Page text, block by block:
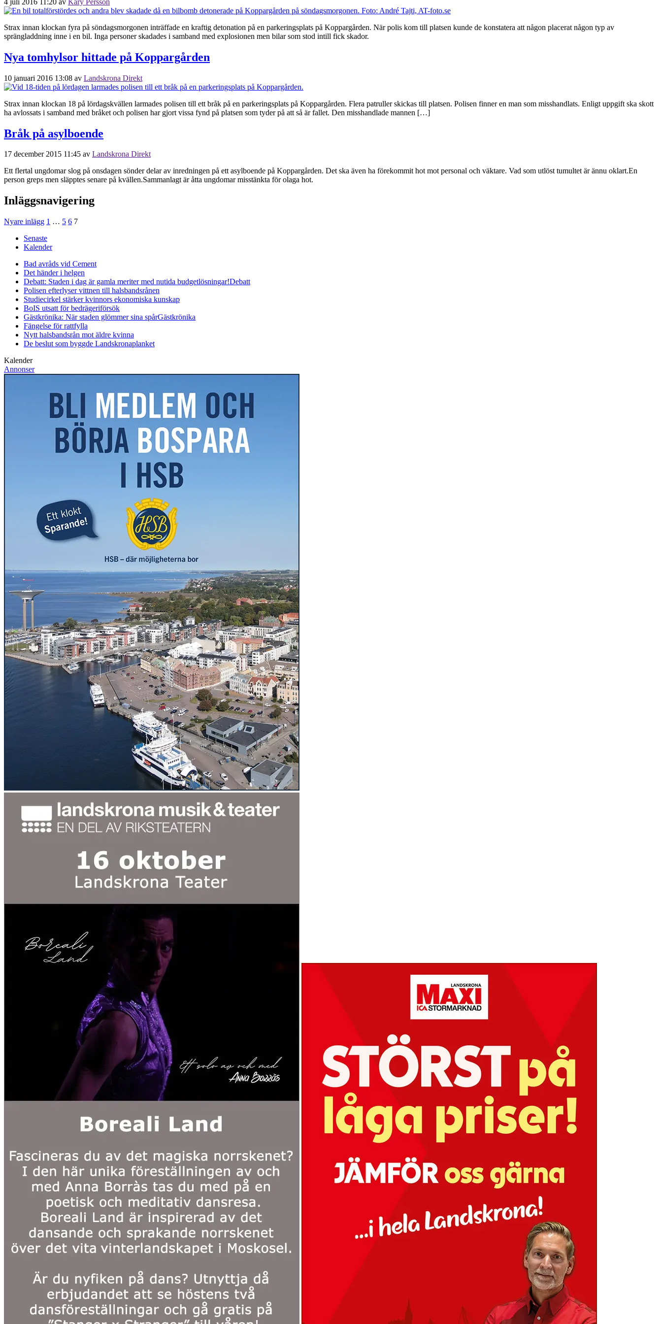
Strax innan klockan fyra på söndagsmorgonen inträffade en kraftig detonation på en parkeringsplats på Koppargården. När polis kom till platsen kunde de konstatera att någon placerat någon typ av
sprängladdning inne i en bil. Inga personer skadades i samband med explosionen men bilar som stod intill fick skador.
Nya tomhylsor hittade på Koppargården
10 januari 2016 13:08 av Landskrona Direkt
Strax innan klockan 18 på lördagskvällen larmades polisen till ett bråk på en parkeringsplats på Koppargården. Flera patruller skickas till platsen. Polisen finner en man som misshandlats. Enligt uppgift ska skott
ha avlossats i samband med bråket och polisen har gjort vissa fynd på platsen som tyder på att så är fallet. Den misshandlade mannen […]
Bråk på asylboende
17 december 2015 11:45 av Landskrona Direkt
Ett flertal ungdomar slog på onsdagen sönder delar av inredningen på ett asylboende på Koppargården. Det ska även ha förekommit hot mot personal och väktare. Vad som utlöst tumultet är ännu oklart.En
person greps men släpptes senare på kvällen.Sammanlagt är åtta ungdomar misstänkta för olaga hot.
Inläggsnavigering
Nyare inlägg 1 … 5 6 7
Senaste
Kalender
Bad avråds vid Cement
Det händer i helgen
Debatt: Staden i dag är gamla meriter med nutida budgetlösningar!Debatt
Polisen efterlyser vittnen till halsbandsrånen
Studiecirkel stärker kvinnors ekonomiska kunskap
BoIS utsatt för bedrägeriförsök
Gästkrönika: När staden glömmer sina spårGästkrönika
Fängelse för rattfylla
Nytt halsbandsrån mot äldre kvinna
De beslut som byggde Landskronaplanket
Kalender
Annonser